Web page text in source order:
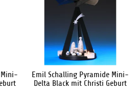
Emil Schalling Pyramide Mini-
Delta Black mit Christi Geburt